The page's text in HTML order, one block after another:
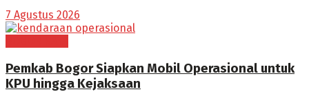
7 Agustus 2026
Pemkab Bogor Siapkan Mobil Operasional untuk
KPU hingga Kejaksaan